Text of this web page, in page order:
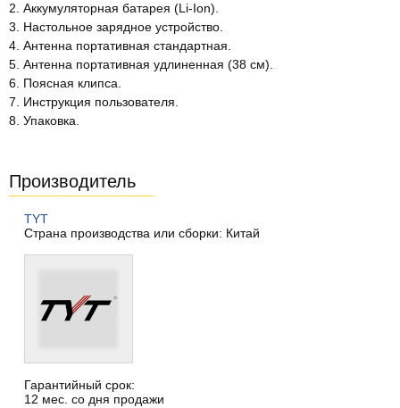
2. Аккумуляторная батарея (Li-Ion).
3. Настольное зарядное устройство.
4. Антенна портативная стандартная.
5. Антенна портативная удлиненная (38 см).
6. Поясная клипса.
7. Инструкция пользователя.
8. Упаковка.
Производитель
TYT
Страна производства или сборки: Китай
Гарантийный срок:
12 мес. со дня продажи